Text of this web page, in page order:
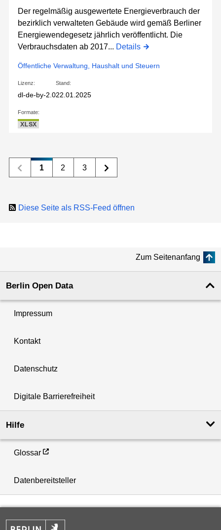
Der regelmäßig ausgewertete Energieverbrauch der
bezirklich verwalteten Gebäude wird gemäß Berliner
Energiewendegesetz jährlich veröffentlicht. Die
Verbrauchsdaten ab 2017... Details
Öffentliche Verwaltung, Haushalt und Steuern
Lizenz:
dl-de-by-2.0
Stand:
22.01.2025
Formate:
XLSX
1 2 3
Diese Seite als RSS-Feed öffnen
Zum Seitenanfang
Berlin Open Data
Impressum
Kontakt
Datenschutz
Digitale Barrierefreiheit
Hilfe
Glossar
Datenbereitsteller